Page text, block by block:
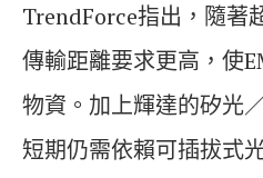
TrendForce指出，隨著
傳輸距離要求更高，使
物資。加上輝達的矽光
短期仍需依賴可插拔式